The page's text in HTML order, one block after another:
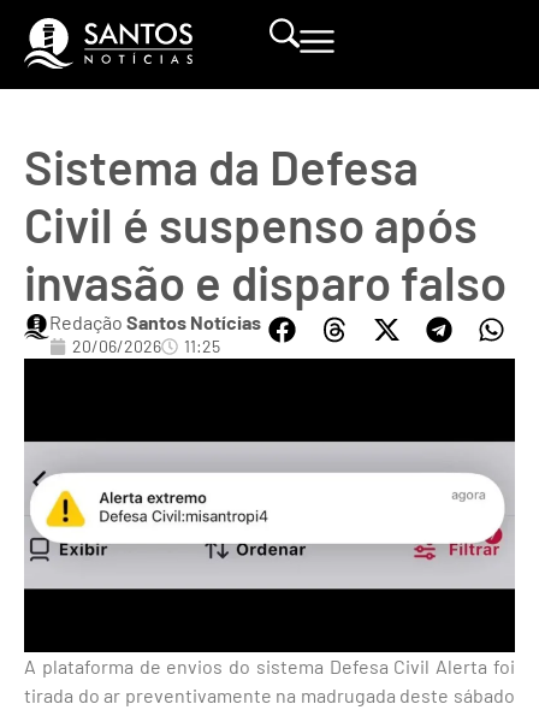
Sistema da Defesa
Civil é suspenso após
invasão e disparo falso
Redação Santos Notícias
20/06/2026 11:25
A plataforma de envios do sistema Defesa Civil Alerta foi
tirada do ar preventivamente na madrugada deste sábado